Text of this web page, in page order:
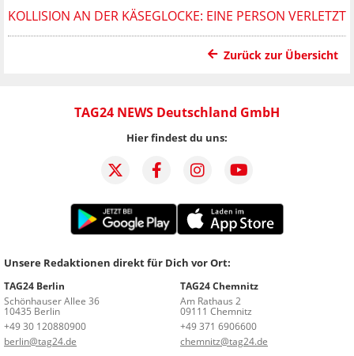
KOLLISION AN DER KÄSEGLOCKE: EINE PERSON VERLETZT
Zurück zur Übersicht
TAG24 NEWS Deutschland GmbH
Hier findest du uns:
Unsere Redaktionen direkt für Dich vor Ort:
TAG24 Berlin
Schönhauser Allee 36
10435 Berlin
+49 30 120880900
berlin@tag24.de
TAG24 Chemnitz
Am Rathaus 2
09111 Chemnitz
+49 371 6906600
chemnitz@tag24.de